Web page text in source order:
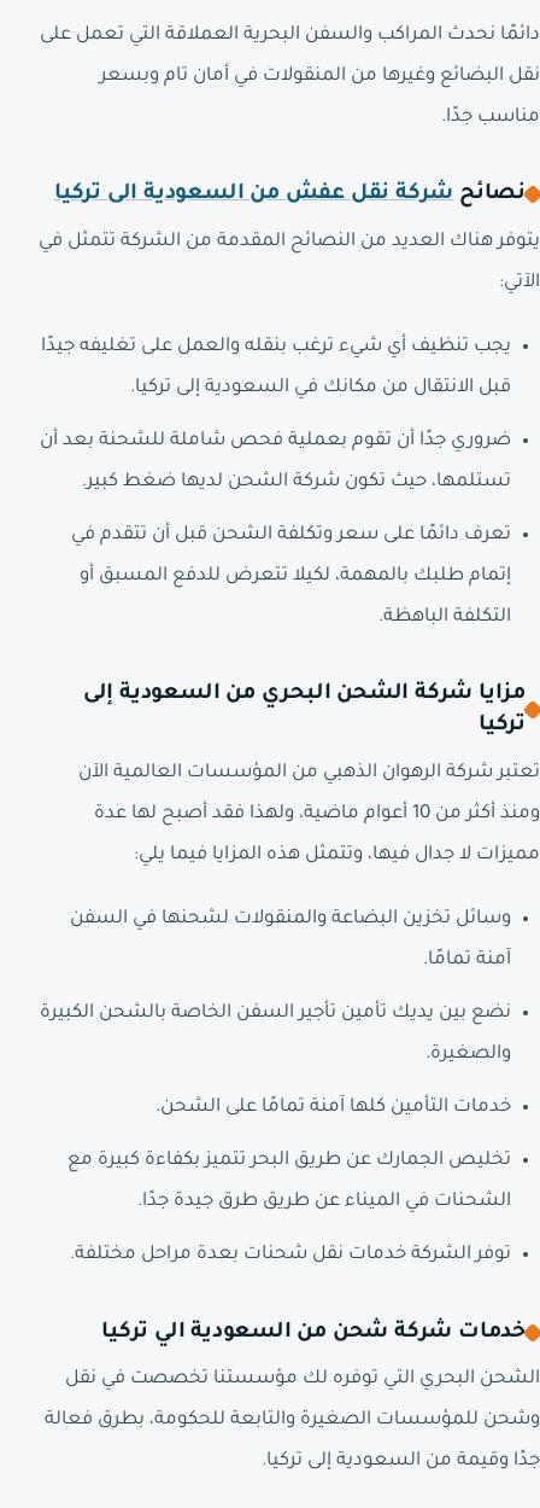
دائمًا نحدث المراكب والسفن البحرية العملاقة التي تعمل على
نقل البضائع وغيرها من المنقولات في أمان تام وبسعر
مناسب جدًا.
نصائح شركة نقل عفش من السعودية الى تركيا
يتوفر هناك العديد من النصائح المقدمة من الشركة تتمثل في
الآتي:
يجب تنظيف أي شيء ترغب بنقله والعمل على تغليفه جيدًا
قبل الانتقال من مكانك في السعودية إلى تركيا.
ضروري جدًا أن تقوم بعملية فحص شاملة للشحنة بعد أن
تستلمها، حيث تكون شركة الشحن لديها ضغط كبير.
تعرف دائمًا على سعر وتكلفة الشحن قبل أن تتقدم في
إتمام طلبك بالمهمة، لكيلا تتعرض للدفع المسبق أو
التكلفة الباهظة.
مزايا شركة الشحن البحري من السعودية إلى
تركيا
تعتبر شركة الرهوان الذهبي من المؤسسات العالمية الآن
ومنذ أكثر من 10 أعوام ماضية، ولهذا فقد أصبح لها عدة
مميزات لا جدال فيها، وتتمثل هذه المزايا فيما يلي:
وسائل تخزين البضاعة والمنقولات لشحنها في السفن
آمنة تمامًا.
نضع بين يديك تأمين تأجير السفن الخاصة بالشحن الكبيرة
والصغيرة.
خدمات التأمين كلها آمنة تمامًا على الشحن.
تخليص الجمارك عن طريق البحر تتميز بكفاءة كبيرة مع
الشحنات في الميناء عن طريق طرق جيدة جدًا.
توفر الشركة خدمات نقل شحنات بعدة مراحل مختلفة.
خدمات شركة شحن من السعودية الي تركيا
الشحن البحري التي توفره لك مؤسستنا تخصصت في نقل
وشحن للمؤسسات الصغيرة والتابعة للحكومة، بطرق فعالة
جدًا وقيمة من السعودية إلى تركيا.